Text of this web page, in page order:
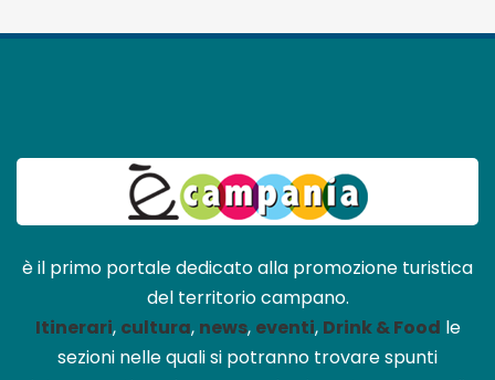
è il primo portale dedicato alla promozione turistica
del territorio campano.
Itinerari, cultura, news, eventi, Drink & Food le
sezioni nelle quali si potranno trovare spunti